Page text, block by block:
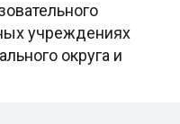
учреждениях
округа и